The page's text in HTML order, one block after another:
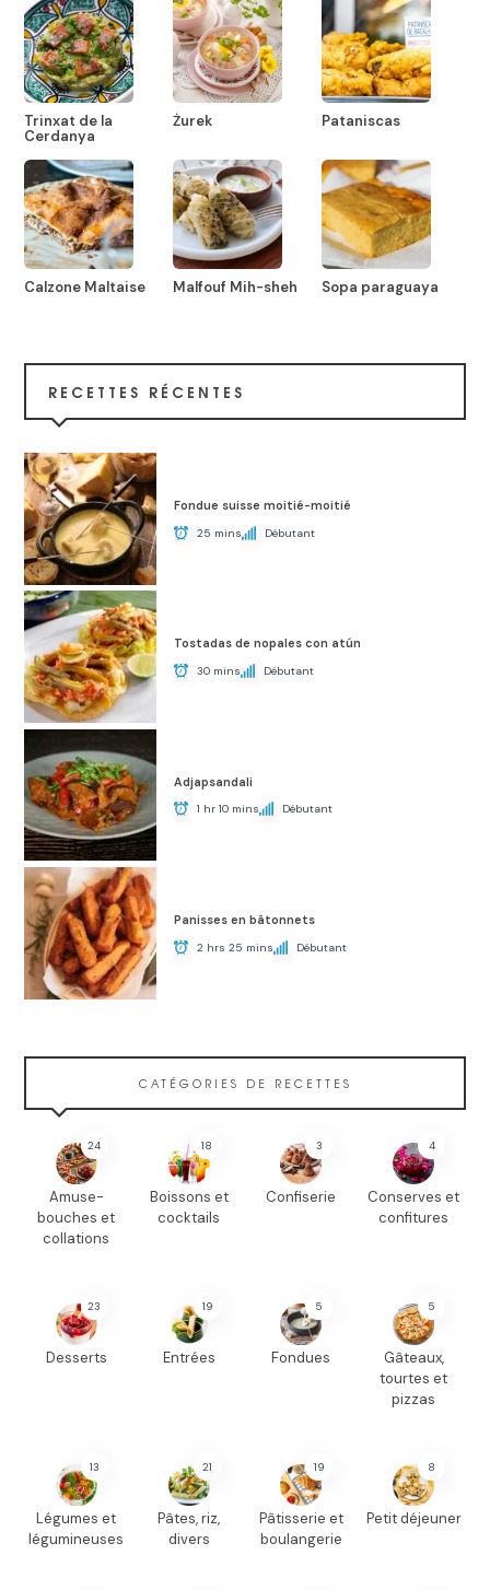
Trinxat de la
Cerdanya
Żurek Pataniscas
Calzone Maltaise Malfouf Mih-sheh Sopa paraguaya
RECETTES RÉCENTES
Fondue suisse moitié-moitié
25 mins Débutant
Tostadas de nopales con atún
30 mins Débutant
Adjapsandali
1 hr 10 mins Débutant
Panisses en bâtonnets
2 hrs 25 mins Débutant
CATÉGORIES DE RECETTES
24
Amuse-
bouches et
collations
18
Boissons et
cocktails
3
Confiserie
4
Conserves et
confitures
23
Desserts
19
Entrées
5
Fondues
5
Gâteaux,
tourtes et
pizzas
13
Légumes et
légumineuses
21
Pâtes, riz,
divers
19
Pâtisserie et
boulangerie
8
Petit déjeuner